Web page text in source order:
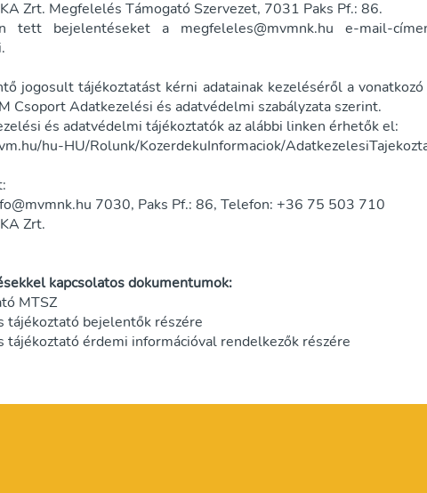
Zrt. Megfelelés Támogató Szervezet, 7031 Paks Pf.: 86.
tett bejelentéseket a megfeleles@mvmnk.hu e-mail-
jogosult tájékoztatást kérni adatainak kezeléséről a vonatkozó
Csoport Adatkezelési és adatvédelmi szabályzata szerint.
és adatvédelmi tájékoztatók az alábbi linken érhetők el:
hu-HU/Rolunk/KozerdekuInformaciok/
7030, Paks Pf.: 86, Telefon: +36 75 503 710
Zrt.
kapcsolatos dokumentumok:
MTSZ
tájékoztató bejelentők részére
tájékoztató érdemi információval rendelkezők részére